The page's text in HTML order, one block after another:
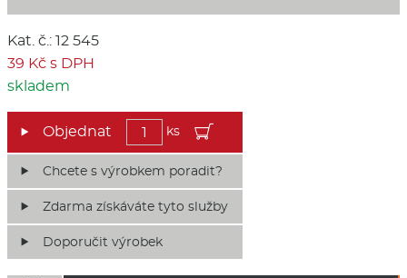
Kat. č.: 12 545
39 Kč s DPH
skladem
ks
Chcete s výrobkem poradit?
Zdarma získáváte tyto služby
Doporučit výrobek